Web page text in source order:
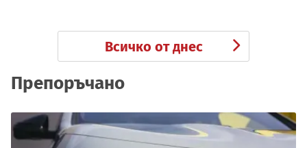
Всичко от днес
Препоръчано